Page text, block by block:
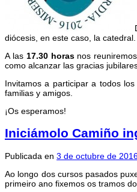
diócesis, en este caso, la
A las 17.30 horasnos
como alcanzar las gracias
Invitamos a participar a todos
familias y amigos.
¡Os esperamos!
Iniciámolo Camiño
Publicada en 3 de octubre de
Ao longo dos cursos pasados
primeiro ano fixemos os tramos